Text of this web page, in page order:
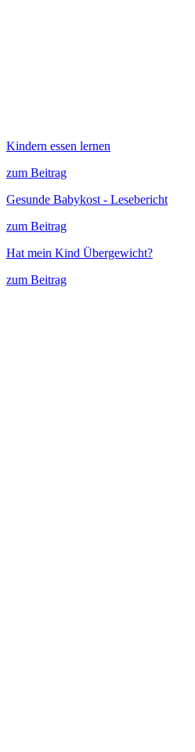
Kindern essen lernen
zum Beitrag
Gesunde Babykost - Lesebericht
zum Beitrag
Hat mein Kind Übergewicht?
zum Beitrag